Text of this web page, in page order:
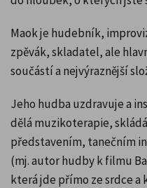
Maok je hudebník,
zpěvák, skladatel, ale
součástí a nejvýraznější
Jeho hudba uzdravuje a
dělá muzikoterapie,
představením, tanečním
(mj. autor hudby k filmu
která jde přímo ze srdce a